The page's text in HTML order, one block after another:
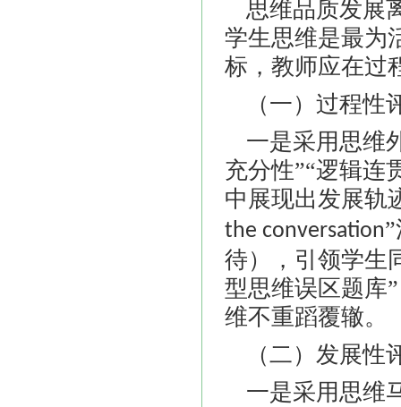
思维品质发展
学生思维是最为
标，教师应在过
（一）过程性
一是采用思维
充分性”“逻辑连
中展现出发展轨
the conversation
待），引领学生
型思维误区题库
维不重蹈覆辙。
（二）发展性
一是采用思维